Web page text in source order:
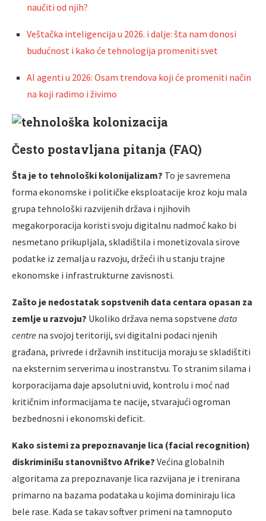
naučiti od njih?
Veštačka inteligencija u 2026. i dalje: šta nam donosi
budućnost i kako će tehnologija promeniti svet
AI agenti u 2026: Osam trendova koji će promeniti način
na koji radimo i živimo
Često postavljana pitanja (FAQ)
Šta je to tehnološki kolonijalizam? To je savremena
forma ekonomske i političke eksploatacije kroz koju mala
grupa tehnološki razvijenih država i njihovih
megakorporacija koristi svoju digitalnu nadmoć kako bi
nesmetano prikupljala, skladištila i monetizovala sirove
podatke iz zemalja u razvoju, držeći ih u stanju trajne
ekonomske i infrastrukturne zavisnosti.
Zašto je nedostatak sopstvenih data centara opasan za
zemlje u razvoju? Ukoliko država nema sopstvene data
centre na svojoj teritoriji, svi digitalni podaci njenih
građana, privrede i državnih institucija moraju se skladištiti
na eksternim serverima u inostranstvu. To stranim silama i
korporacijama daje apsolutni uvid, kontrolu i moć nad
kritičnim informacijama te nacije, stvarajući ogroman
bezbednosni i ekonomski deficit.
Kako sistemi za prepoznavanje lica (facial recognition)
diskriminišu stanovništvo Afrike? Većina globalnih
algoritama za prepoznavanje lica razvijana je i trenirana
primarno na bazama podataka u kojima dominiraju lica
bele rase. Kada se takav softver primeni na tamnoputo